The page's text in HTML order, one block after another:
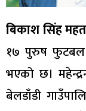
बिकाश सिंह
१७ पुरुष फुटबल
भएको छ।
बेलडाँडी